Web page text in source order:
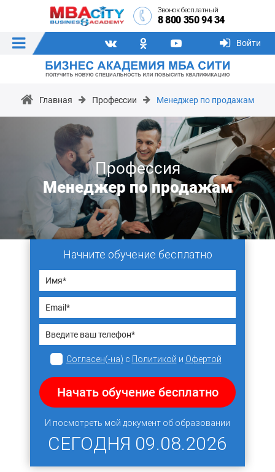
Звонок бесплатный
8 800 350 94 34
Войти
Главная Профессии Менеджер по продажам
Профессия
Менеджер по продажам
Начните обучение бесплатно
Согласен(-на) с Политикой и Офертой
Начать обучение бесплатно
И посмотреть мой документ об образовании
СЕГОДНЯ 09.08.2026